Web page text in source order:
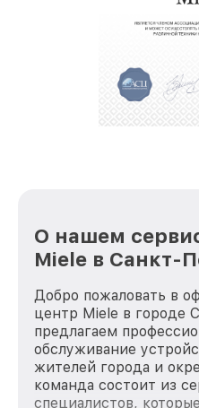
О нашем
Miele в Санкт-
Добро пожаловать в
центр Miele в городе
предлагаем
обслуживание
жителей города и
команда состоит из
специалистов,